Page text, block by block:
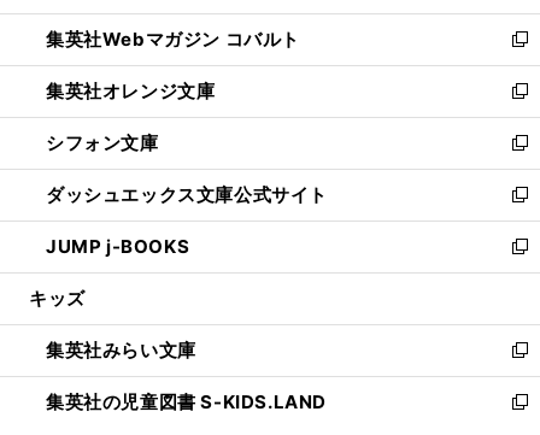
開
く
ウ
で
開
く
ン
ド
ウ
で
開
く
ウ
ィ
ン
ド
ウ
で
開
く
集英社Webマガジン コバルト
新
し
い
ウ
ィ
ン
ド
ウ
で
開
集英社オレンジ文庫
新
し
い
ウ
ィ
ン
ド
ウ
開
く
シフォン文庫
新
し
い
ウ
ィ
ン
ウ
で
開
く
ダッシュエックス文庫公式サイト
新
し
い
ウ
ン
ド
ウ
で
JUMP j-BOOKS
新
し
ウ
ィ
ン
ド
キッズ
集英社みらい文庫
新
し
い
集英社の児童図書 S-KIDS.LAND
新